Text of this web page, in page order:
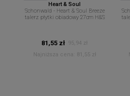
Heart & Soul
Schonwald - Heart & Soul Breeze
talerz płytki obiadowy 27cm H&S
81,55 zł 95,94 zł
Najniższa cena:
81,55 zł